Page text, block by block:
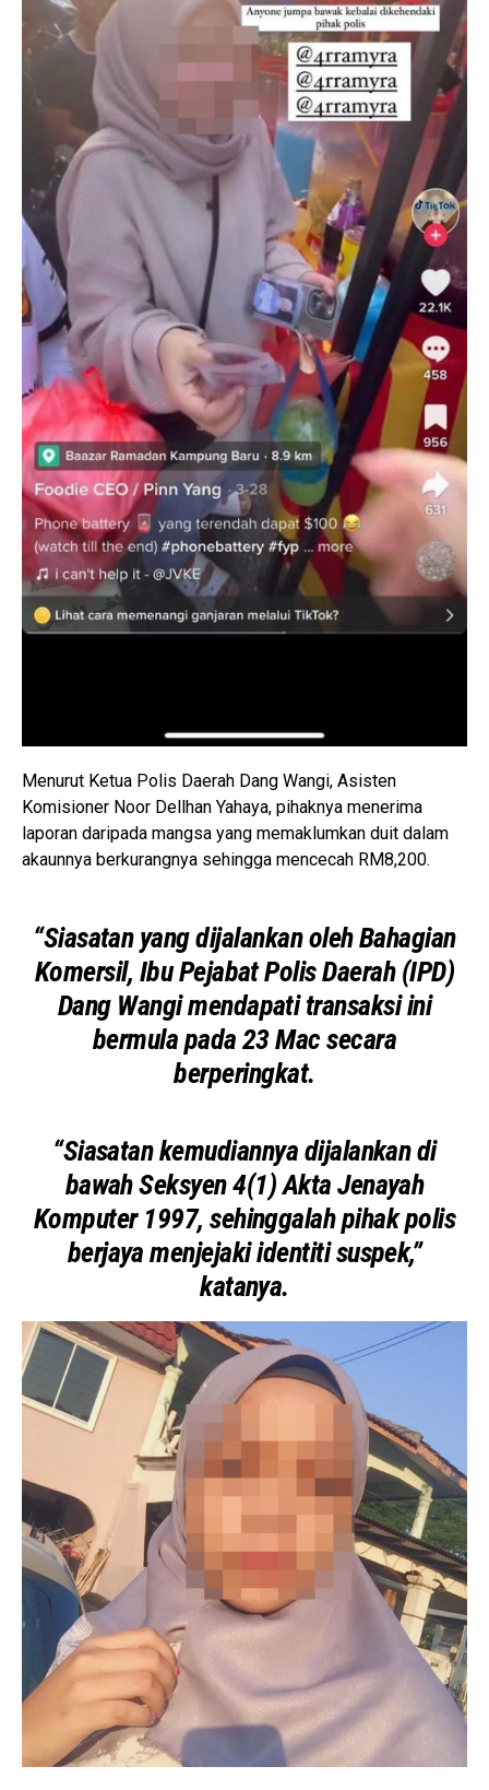
Menurut Ketua Polis Daerah Dang Wangi, Asisten
Komisioner Noor Dellhan Yahaya, pihaknya menerima
laporan daripada mangsa yang memaklumkan duit dalam
akaunnya berkurangnya sehingga mencecah RM8,200.
“Siasatan yang dijalankan oleh Bahagian
Komersil, Ibu Pejabat Polis Daerah (IPD)
Dang Wangi mendapati transaksi ini
bermula pada 23 Mac secara
berperingkat.
“Siasatan kemudiannya dijalankan di
bawah Seksyen 4(1) Akta Jenayah
Komputer 1997, sehinggalah pihak polis
berjaya menjejaki identiti suspek,”
katanya.